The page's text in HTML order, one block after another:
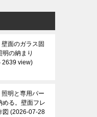
壁面のガラス固
明の納まり
2639 view
照明と専用パー
める。壁面フレ
図
2026-07-28